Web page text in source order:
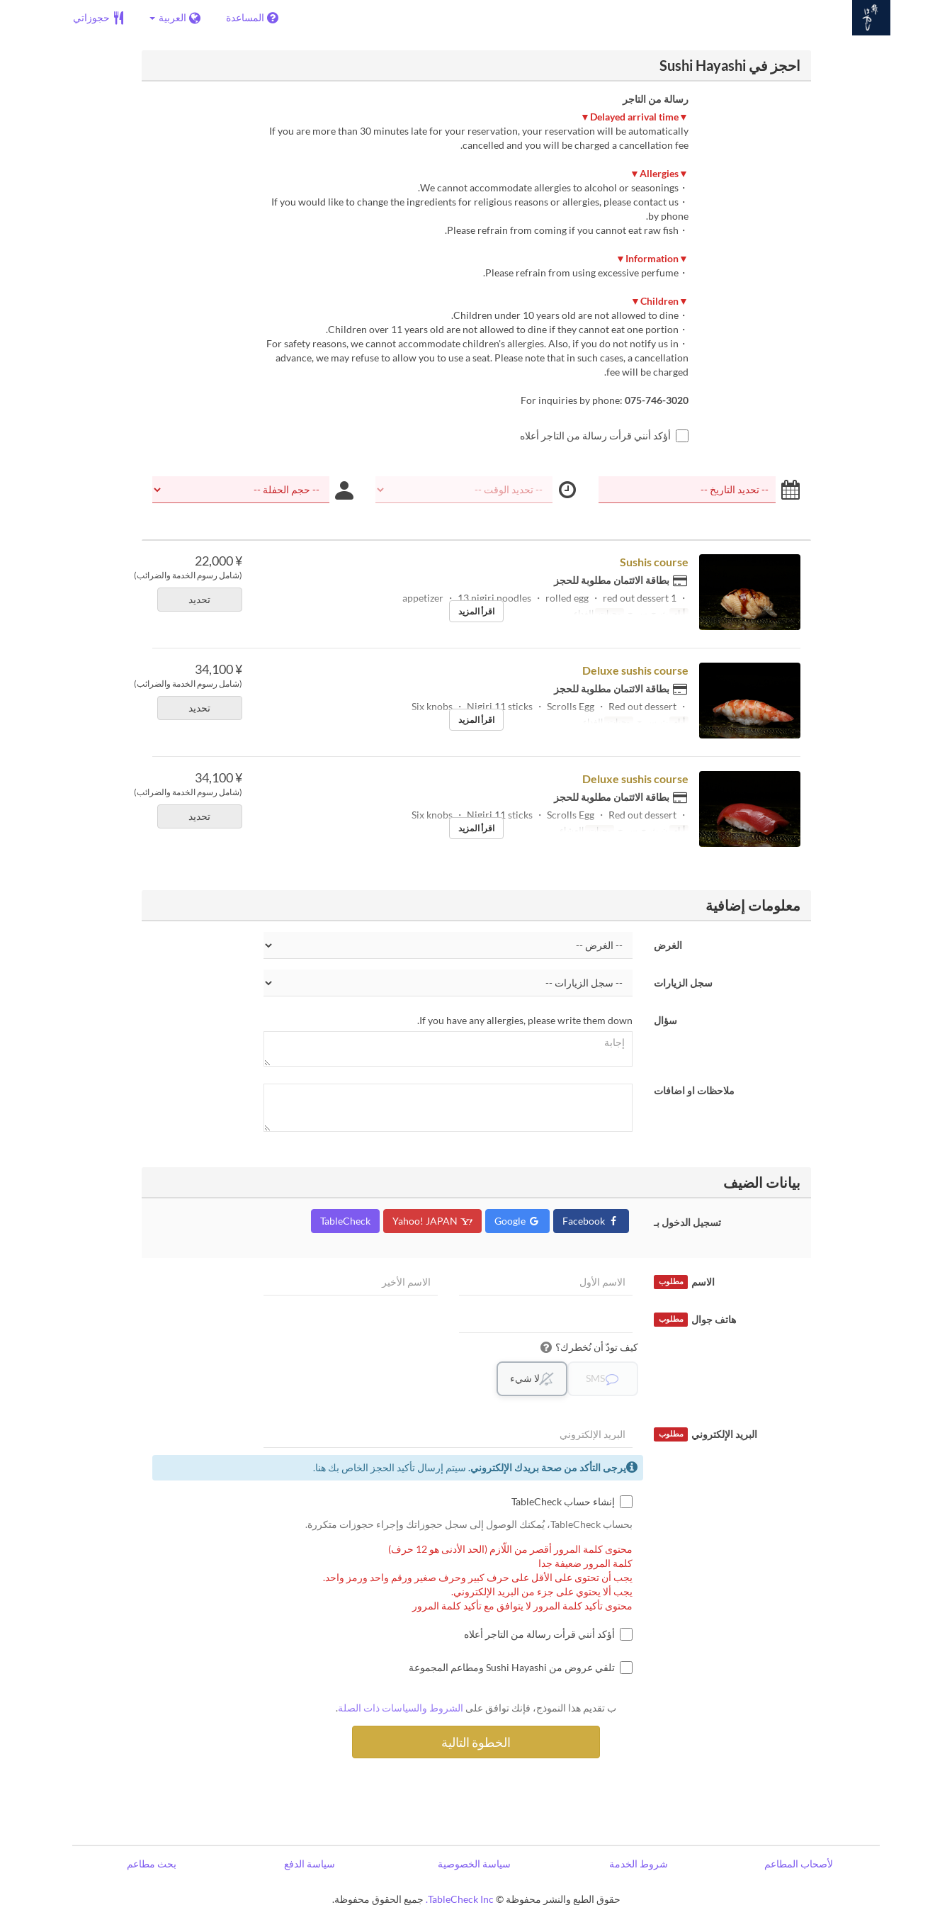
المساعدة العربية حجوزاتي
احجز في Sushi Hayashi
رسالة من التاجر
▼Delayed arrival time▼
If you are more than 30 minutes late for your reservation, your reservation will be automatically
cancelled and you will be charged a cancellation fee.
▼Allergies▼
・We cannot accommodate allergies to alcohol or seasonings.
・If you would like to change the ingredients for religious reasons or allergies, please contact us
by phone.
・Please refrain from coming if you cannot eat raw fish.
▼Information▼
・Please refrain from using excessive perfume.
▼Children▼
・Children under 10 years old are not allowed to dine.
・Children over 11 years old are not allowed to dine if they cannot eat one portion.
・For safety reasons, we cannot accommodate children's allergies. Also, if you do not notify us in
advance, we may refuse to allow you to use a seat. Please note that in such cases, a cancellation
fee will be charged.
For inquiries by phone:075-746-3020
أؤكد أنني قرأت رسالة من التاجر أعلاه
¥ 22,000
(شامل رسوم الخدمة والضرائب)
تحديد
Sushis course
بطاقة الائتمان مطلوبة للحجز
・ 1 appetizer ・ 13 nigiri noodles ・ rolled egg ・ red out dessert
أيام وجبات الغداء اقرأ المزيد
¥ 34,100
(شامل رسوم الخدمة والضرائب)
تحديد
Deluxe sushis course
بطاقة الائتمان مطلوبة للحجز
・ Six knobs ・ Nigiri 11 sticks ・ Scrolls Egg ・ Red out dessert
أيام وجبات الغداء اقرأ المزيد
¥ 34,100
(شامل رسوم الخدمة والضرائب)
تحديد
Deluxe sushis course
بطاقة الائتمان مطلوبة للحجز
・ Six knobs ・ Nigiri 11 sticks ・ Scrolls Egg ・ Red out dessert
أيام وجبات العشاء اقرأ المزيد
معلومات إضافية
الغرض
سجل الزيارات
سؤال If you have any allergies, please write them down.
ملاحظات او اضافات
بيانات الضيف
تسجيل الدخول بـ TableCheck
الاسم مطلوب
هاتف جوال مطلوب
كيف تودّ أن نُخطرك؟
SMS لا شيء
البريد الإلكتروني مطلوب
يرجى التأكد من صحة بريدك الإلكتروني.سيتم إرسال تأكيد الحجز الخاص بك هنا.
إنشاء حساب TableCheck
بحساب TableCheck، يُمكنك الوصول إلى سجل حجوزاتك وإجراء حجوزات متكررة.
محتوى كلمة المرور أقصر من اللّازم (الحد الأدنى هو 12 حرف)
كلمة المرور ضعيفة جدا
يجب أن تحتوى على الأقل على حرف كبير وحرف صغير ورقم واحد ورمز واحد.
يجب ألا يحتوي على جزء من البريد الإلكتروني.
محتوى تأكيد كلمة المرور لا يتوافق مع تأكيد كلمة المرور
أؤكد أنني قرأت رسالة من التاجر أعلاه
تلقي عروض من Sushi Hayashi ومطاعم المجموعة
ب تقديم هذا النموذج، فإنك توافق على الشروط والسياسات ذات الصلة.
لأصحاب المطاعم شروط الخدمة سياسة الخصوصية سياسة الدفع بحث مطاعم
حقوق الطبع والنشر محفوظة © TableCheck Inc. جميع الحقوق محفوظة.